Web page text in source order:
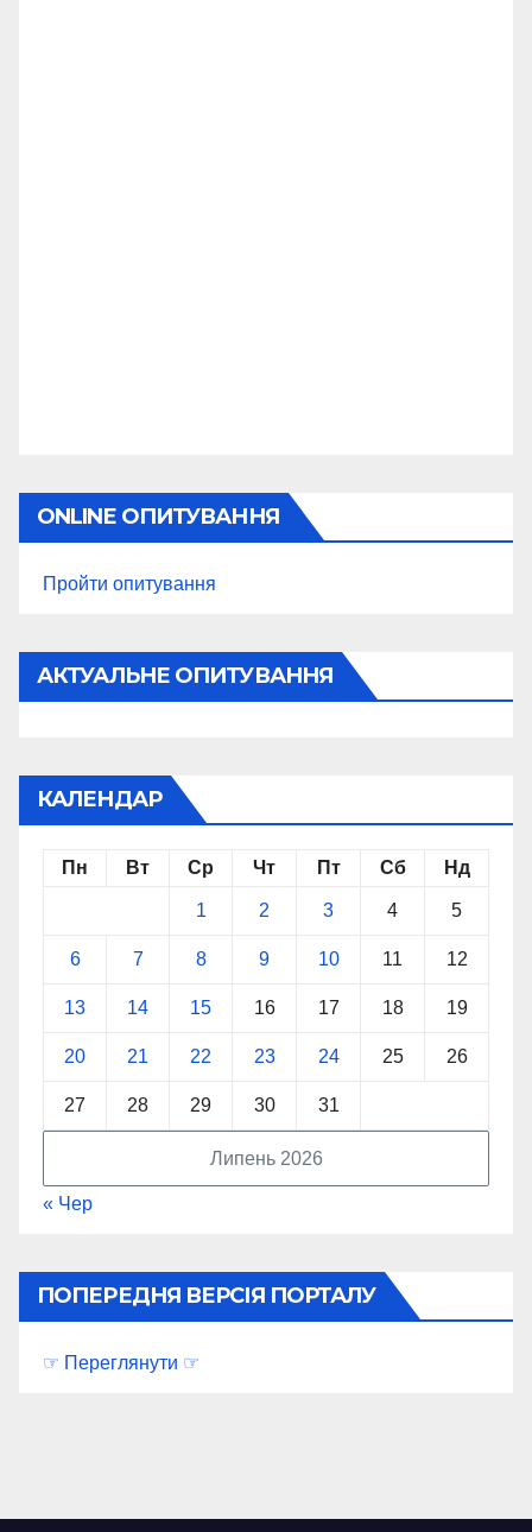
ONLINE ОПИТУВАННЯ
Пройти опитування
АКТУАЛЬНЕ ОПИТУВАННЯ
КАЛЕНДАР
Липень 2026
Пн Вт Ср Чт Пт Сб Нд
1 2 3 4 5
6 7 8 9 10 11 12
13 14 15 16 17 18 19
20 21 22 23 24 25 26
27 28 29 30 31
« Чер
ПОПЕРЕДНЯ ВЕРСІЯ ПОРТАЛУ
☞ Переглянути ☞